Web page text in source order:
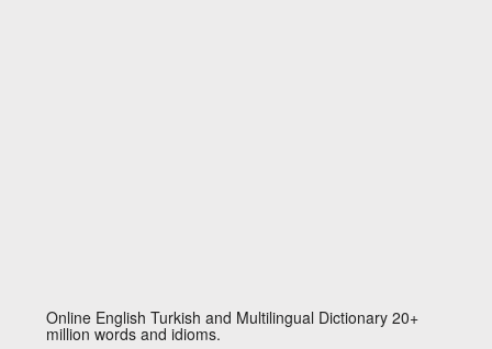
Online English Turkish and Multilingual Dictionary 20+
million words and idioms.